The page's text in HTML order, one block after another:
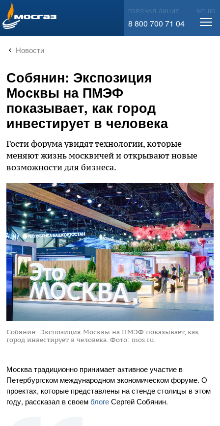
info@mos-gaz.ru ГОРЯЧАЯ ЛИНИЯ
8 800 700 71 04
МЕНЮ
Новости
Собянин: Экспозиция
Москвы на ПМЭФ
показывает, как город
инвестирует в человека
Гости форума увидят технологии, которые
меняют жизнь москвичей и открывают новые
возможности для бизнеса.
Собянин: Экспозиция Москвы на ПМЭФ показывает, как
город инвестирует в человека. Фото: mos.ru.
Москва традиционно принимаетактивное участие в
Петербургском международном экономическом форуме. О
проектах, которые представлены на стенде столицы в этом
году, рассказал в своемблогеСергей Собянин.